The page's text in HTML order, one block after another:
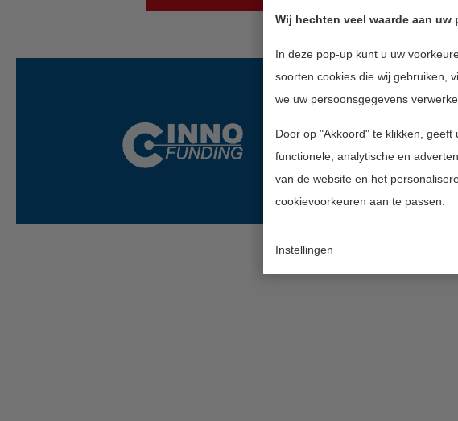
Wij hechten veel waarde aan
In deze pop-up kunt u uw
soorten cookies die wij gebruiken,
we uw persoonsgegevens
Door op "Akkoord" te klikken,
functionele, analytische en
van de website en het
cookievoorkeuren aan te passen.
Instellingen